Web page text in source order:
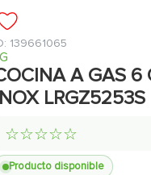
: 139661065
A GAS 6
LRGZ5253S
☆☆☆☆☆
Producto disponible